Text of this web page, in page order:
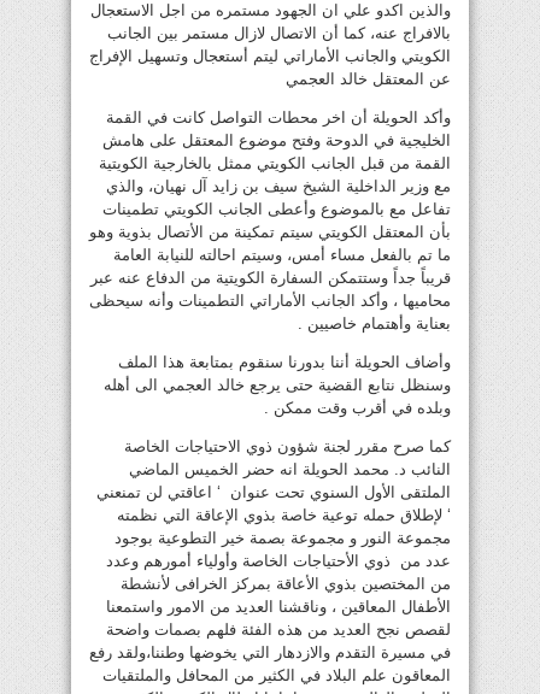
والذين اكدو علي ان الجهود مستمره من اجل الاستعجال
بالافراج عنه، كما أن الاتصال لازال مستمر بين الجانب
الكويتي والجانب الأماراتي ليتم أستعجال وتسهيل الإفراج
عن المعتقل خالد العجمي
وأكد الحويلة أن اخر محطات التواصل كانت في القمة
الخليجية في الدوحة وفتح موضوع المعتقل على هامش
القمة من قبل الجانب الكويتي ممثل بالخارجية الكويتية
مع وزير الداخلية الشيخ سيف بن زايد آل نهيان، والذي
تفاعل مع بالموضوع وأعطى الجانب الكويتي تطمينات
بأن المعتقل الكويتي سيتم تمكينة من الأتصال بذوية وهو
ما تم بالفعل مساء أمس، وسيتم احالته للنيابة العامة
قريباً جداً وستتمكن السفارة الكويتية من الدفاع عنه عبر
محاميها ، وأكد الجانب الأماراتي التطمينات وأنه سيحظى
بعناية وأهتمام خاصيين .
وأضاف الحويلة أننا بدورنا سنقوم بمتابعة هذا الملف
وسنظل نتابع القضية حتى يرجع خالد العجمي الى أهله
وبلده في أقرب وقت ممكن .
كما صرح مقرر لجنة شؤون ذوي الاحتياجات الخاصة
النائب د. محمد الحويلة انه حضر الخميس الماضي
الملتقى الأول السنوي تحت عنوان ‘ اعاقتي لن تمنعني
‘ لإطلاق حمله توعية خاصة بذوي الإعاقة التي نظمته
مجموعة النور و مجموعة بصمة خير التطوعية بوجود
عدد من ذوي الأحتياجات الخاصة وأولياء أمورهم وعدد
من المختصين بذوي الأعاقة بمركز الخرافى لأنشطة
الأطفال المعاقين ، وناقشنا العديد من الامور واستمعنا
لقصص نجح العديد من هذه الفئة فلهم بصمات واضحة
في مسيرة التقدم والازدهار التي يخوضها وطننا،ولقد رفع
المعاقون علم البلاد في الكثير من المحافل والملتقيات